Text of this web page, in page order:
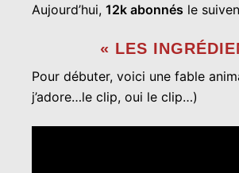
Aujourd’hui, 12k abonnés le
« LES
Pour débuter, voici une fable
j’adore…le clip, oui le clip…)